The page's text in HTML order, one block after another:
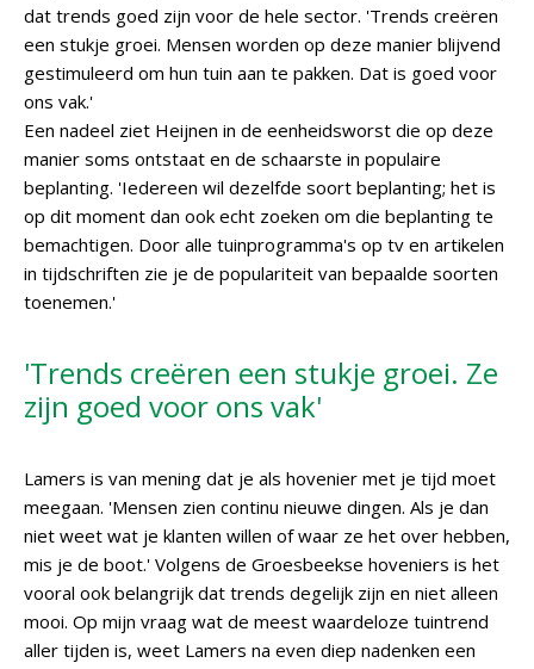
dat trends goed zijn voor de hele sector. 'Trends creëren
een stukje groei. Mensen worden op deze manier blijvend
gestimuleerd om hun tuin aan te pakken. Dat is goed voor
ons vak.'
Een nadeel ziet Heijnen in de eenheidsworst die op deze
manier soms ontstaat en de schaarste in populaire
beplanting. 'Iedereen wil dezelfde soort beplanting; het is
op dit moment dan ook echt zoeken om die beplanting te
bemachtigen. Door alle tuinprogramma's op tv en artikelen
in tijdschriften zie je de populariteit van bepaalde soorten
toenemen.'
'Trends creëren een stukje groei. Ze
zijn goed voor ons vak'
Lamers is van mening dat je als hovenier met je tijd moet
meegaan. 'Mensen zien continu nieuwe dingen. Als je dan
niet weet wat je klanten willen of waar ze het over hebben,
mis je de boot.' Volgens de Groesbeekse hoveniers is het
vooral ook belangrijk dat trends degelijk zijn en niet alleen
mooi. Op mijn vraag wat de meest waardeloze tuintrend
aller tijden is, weet Lamers na even diep nadenken een